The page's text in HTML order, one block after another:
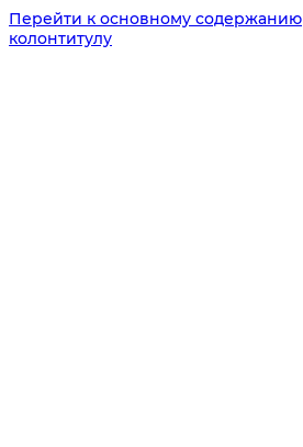
Перейти к основному содержанию
колонтитулу